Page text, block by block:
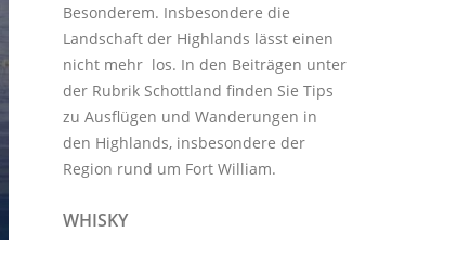
Besonderem. Insbesondere die
Landschaft der Highlands lässt einen
nicht mehr los. In den Beiträgen unter
der Rubrik Schottland finden Sie Tips
zu Ausflügen und Wanderungen in
den Highlands, insbesondere der
Region rund um Fort William.
WHISKY